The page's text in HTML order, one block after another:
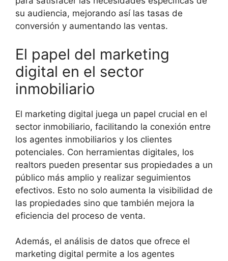
su audiencia, mejorando así las tasas de
conversión y aumentando las ventas.
El papel del marketing
digital en el sector
inmobiliario
El marketing digital juega un papel crucial en el
sector inmobiliario, facilitando la conexión entre
los agentes inmobiliarios y los clientes
potenciales. Con herramientas digitales, los
realtors pueden presentar sus propiedades a un
público más amplio y realizar seguimientos
efectivos. Esto no solo aumenta la visibilidad de
las propiedades sino que también mejora la
eficiencia del proceso de venta.
Además, el análisis de datos que ofrece el
marketing digital permite a los agentes